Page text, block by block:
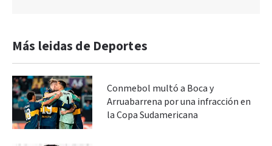
Más leidas de Deportes
Conmebol multó a Boca y
Arruabarrena por una infracción en
la Copa Sudamericana